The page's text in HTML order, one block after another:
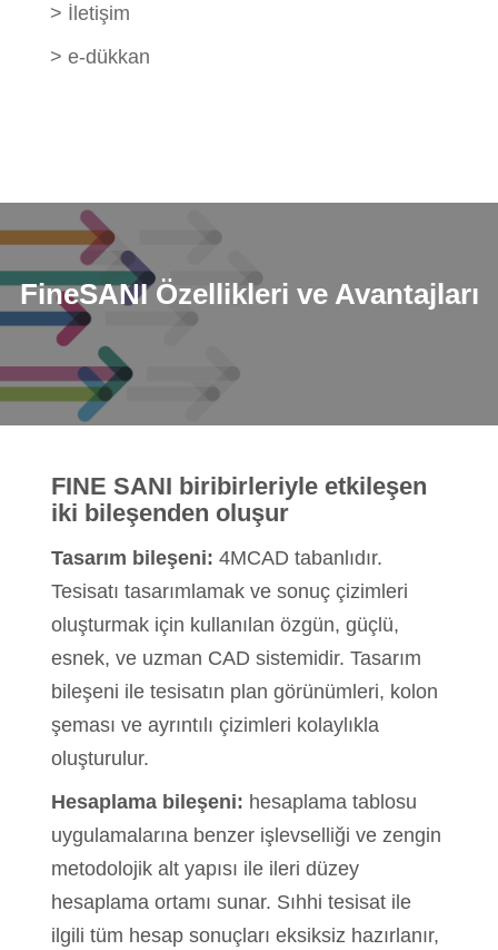
> İletişim
> e-dükkan
FineSANIÖzellikleri ve Avantajları
FINE SANI biribirleriyle etkileşen
iki bileşenden oluşur
Tasarım bileşeni: 4MCAD tabanlıdır.
Tesisatı tasarımlamak ve sonuç çizimleri
oluşturmak için kullanılan özgün, güçlü,
esnek, ve uzman CAD sistemidir. Tasarım
bileşeni ile tesisatın plan görünümleri, kolon
şeması ve ayrıntılı çizimleri kolaylıkla
oluşturulur.
Hesaplama bileşeni: hesaplama tablosu
uygulamalarına benzer işlevselliği ve zengin
metodolojik alt yapısı ile ileri düzey
hesaplama ortamı sunar. Sıhhi tesisat ile
ilgili tüm hesap sonuçları eksiksiz hazırlanır,